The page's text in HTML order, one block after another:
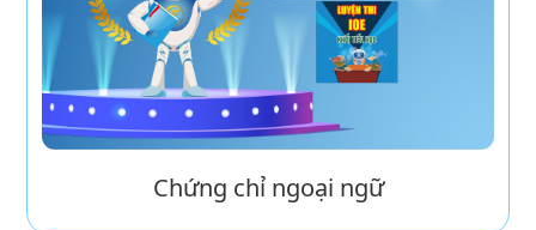
Chứng chỉ ngoại ngữ